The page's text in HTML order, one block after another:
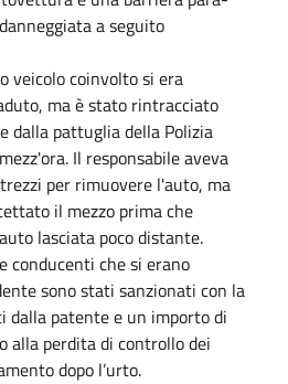
a seguito
veicolo coinvolto si era
ma è stato rintracciato
dalla pattuglia della Polizia
Il responsabile aveva
per rimuovere l'auto, ma
il mezzo prima che
lasciata poco distante.
conducenti che si erano
sono stati sanzionati con la
dalla patente e un importo di
alla perdita di controllo dei
dopo l’urto.